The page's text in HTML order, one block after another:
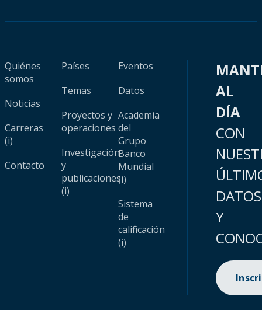
Quiénes
somos
Noticias
Carreras
(i)
Contacto
Países
Temas
Proyectos y
operaciones
Investigación
y
publicaciones
(i)
Eventos
Datos
Academia
del
Grupo
Banco
Mundial
(i)
Sistema
de
calificación
(i)
AL
DÍA
CON
DATOS
Y